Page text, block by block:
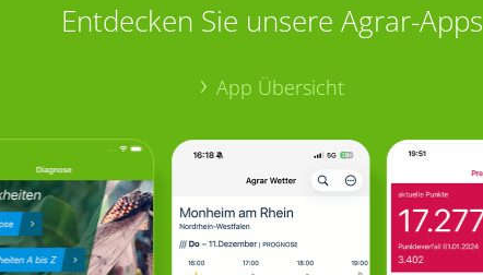
Entdecken Sie unsere Agrar-Apps
App Übersicht